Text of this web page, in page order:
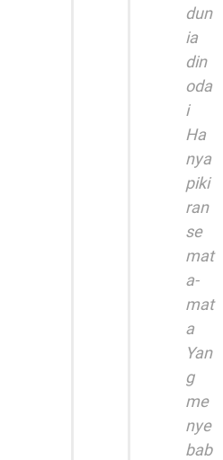
dun
ia
din
oda
i
Ha
nya
piki
ran
se
mat
a-
mat
a
Yan
g
me
nye
bab